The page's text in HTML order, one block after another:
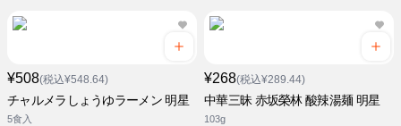
¥508(税込¥548.64)
チャルメラしょうゆラーメン 明星
5食入
¥268(税込¥289.44)
中華三昧 赤坂榮林 酸辣湯麺 明星
103g